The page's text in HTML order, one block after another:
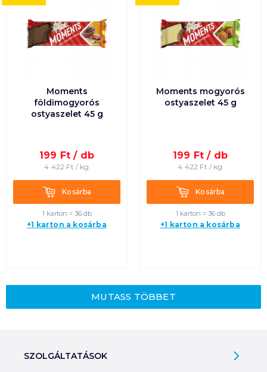
Moments
földimogyorós
ostyaszelet 45 g
199 Ft / db
4 422 Ft / kg
KosárbaKosárba
1 karton = 36 db
+1 karton a kosárba
Moments mogyorós
ostyaszelet 45 g
199 Ft / db
4 422 Ft / kg
KosárbaKosárba
1 karton = 36 db
+1 karton a kosárba
MUTASS TÖBBET
SZOLGÁLTATÁSOK